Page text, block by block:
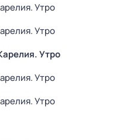
Утро
Утро
Утро
Утро
Утро